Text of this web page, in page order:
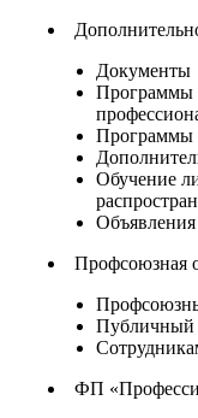
Документы
Программы
Программы
Обучение
Объявления
Профсоюзная
Публичный
ФП